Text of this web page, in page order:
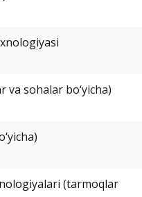
sohalar bo‘yicha)
(tarmoqlar